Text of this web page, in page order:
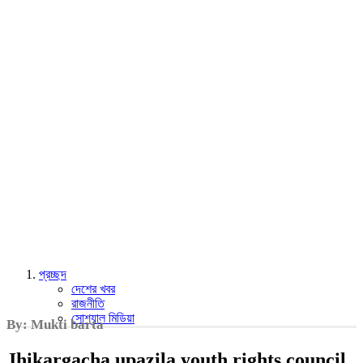
প্রচ্ছদ
দেশের খবর
রাজনীতি
সোশ্যাল মিডিয়া
By: Mukti barta